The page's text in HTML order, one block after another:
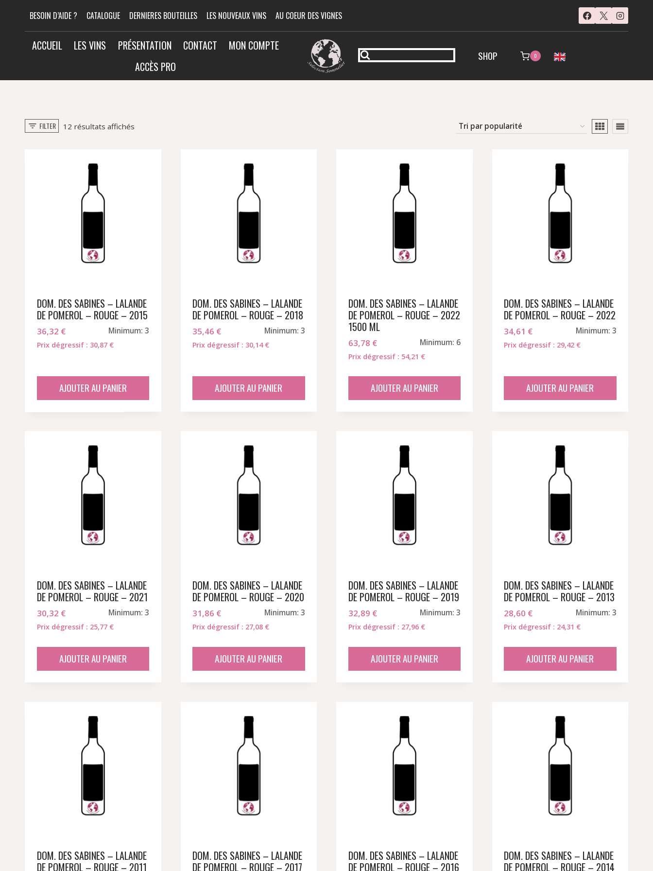
contenu
BESOIN D’AIDE ? CATALOGUE DERNIERES BOUTEILLES LES NOUVEAUX VINS AU COEUR DES VIGNES
ACCUEIL LES VINS PRÉSENTATION CONTACT
MON COMPTE
ACCÈS PRO
SHOP 0
FILTER 12 résultats affichésTrié
DOM. DES SABINES – LALANDE
DE POMEROL – ROUGE – 2015
36,32 € Minimum: 3
Prix dégressif : 30,87 €
AJOUTER AU PANIER
DOM. DES SABINES – LALANDE
DE POMEROL – ROUGE – 2018
35,46 € Minimum: 3
Prix dégressif : 30,14 €
AJOUTER AU PANIER
DOM. DES SABINES – LALANDE
DE POMEROL – ROUGE – 2022
1500 ML
63,78 € Minimum: 6
Prix dégressif : 54,21 €
AJOUTER AU PANIER
DOM. DES SABINES – LALANDE
DE POMEROL – ROUGE – 2022
34,61 € Minimum: 3
Prix dégressif : 29,42 €
AJOUTER AU PANIER
DOM. DES SABINES – LALANDE
DE POMEROL – ROUGE – 2021
30,32 € Minimum: 3
Prix dégressif : 25,77 €
AJOUTER AU PANIER
DOM. DES SABINES – LALANDE
DE POMEROL – ROUGE – 2020
31,86 € Minimum: 3
Prix dégressif : 27,08 €
AJOUTER AU PANIER
DOM. DES SABINES – LALANDE
DE POMEROL – ROUGE – 2019
32,89 € Minimum: 3
Prix dégressif : 27,96 €
AJOUTER AU PANIER
DOM. DES SABINES – LALANDE
DE POMEROL – ROUGE – 2013
28,60 € Minimum: 3
Prix dégressif : 24,31 €
AJOUTER AU PANIER
DOM. DES SABINES – LALANDE
DE POMEROL – ROUGE – 2011
DOM. DES SABINES – LALANDE
DE POMEROL – ROUGE – 2017
DOM. DES SABINES – LALANDE
DE POMEROL – ROUGE – 2016
DOM. DES SABINES – LALANDE
DE POMEROL – ROUGE – 2014